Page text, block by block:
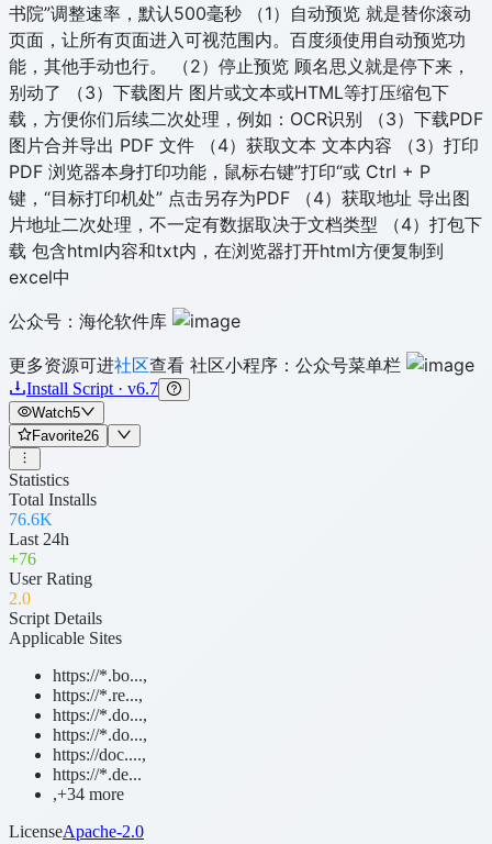
书院”调整速率，默认500毫秒 （1）自动预览 就是替你滚动
页面，让所有页面进入可视范围内。百度须使用自动预览功
能，其他手动也行。 （2）停止预览 顾名思义就是停下来，
别动了 （3）下载图片 图片或文本或HTML等打压缩包下
载，方便你们后续二次处理，例如：OCR识别 （3）下载PDF
图片合并导出 PDF 文件 （4）获取文本 文本内容 （3）打印
PDF 浏览器本身打印功能，鼠标右键”打印“或 Ctrl + P
键，“目标打印机处” 点击另存为PDF （4）获取地址 导出图
片地址二次处理，不一定有数据取决于文档类型 （4）打包下
载 包含html内容和txt内，在浏览器打开html方便复制到
excel中
公众号：海伦软件库
更多资源可进社区查看 社区小程序：公众号菜单栏
Install Script · v6.7
Watch5
Favorite26
Statistics
Total Installs
76.6K
Last 24h
+76
User Rating
2.0
Script Details
Applicable Sites
https://*.bo...,
https://*.re...,
https://*.do...,
https://*.do...,
https://doc....,
https://*.de...
,+34 more
LicenseApache-2.0